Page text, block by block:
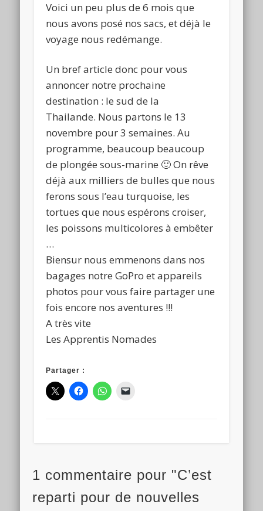
Voici un peu plus de 6 mois que
nous avons posé nos sacs, et déjà le
voyage nous redémange.
Un bref article donc pour vous
annoncer notre prochaine
destination : le sud de la
Thailande. Nous partons le 13
novembre pour 3 semaines. Au
programme, beaucoup beaucoup
de plongée sous-marine 🙂 On rêve
déjà aux milliers de bulles que nous
ferons sous l’eau turquoise, les
tortues que nous espérons croiser,
les poissons multicolores à embêter
…
Biensur nous emmenons dans nos
bagages notre GoPro et appareils
photos pour vous faire partager une
fois encore nos aventures !!!
A très vite
Les Apprentis Nomades
Partager :
1 commentaire pour "C’est
reparti pour de nouvelles